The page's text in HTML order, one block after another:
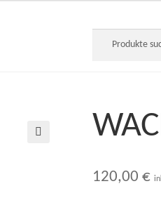
120,00 €